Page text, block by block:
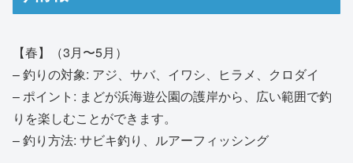
【春】（3月〜5月）
– 釣りの対象: アジ、サバ、イワシ、ヒラメ、クロダイ
– ポイント: まどが浜海遊公園の護岸から、広い範囲で釣
りを楽しむことができます。
– 釣り方法: サビキ釣り、ルアーフィッシング